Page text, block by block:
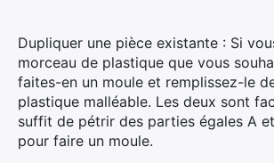
Dupliquer une pièce existante : Si
morceau de plastique que vous
faites-en un moule et remplissez-le
plastique malléable. Les deux sont
suffit de pétrir des parties égales A
pour faire un moule.